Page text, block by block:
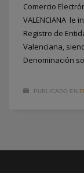
Comercio
VALENCIANA le
Registro de
Valenciana,
Denominación
PUBLICADO EN